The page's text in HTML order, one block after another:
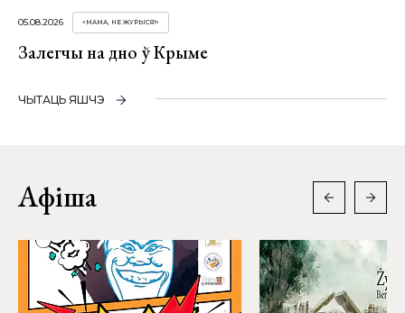
05.08.2026 «МАМА, НЕ ЖУРЫСЯ!»
Залегчы на дно ў Крыме
ЧЫТАЦЬ ЯШЧЭ
Афіша